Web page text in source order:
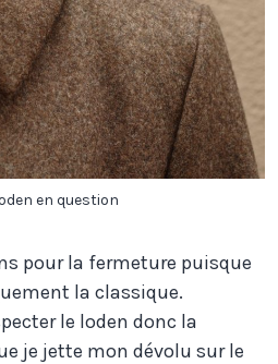
en question
pour la fermeture puisque
la classique.
le loden donc la
je jette mon dévolu sur le